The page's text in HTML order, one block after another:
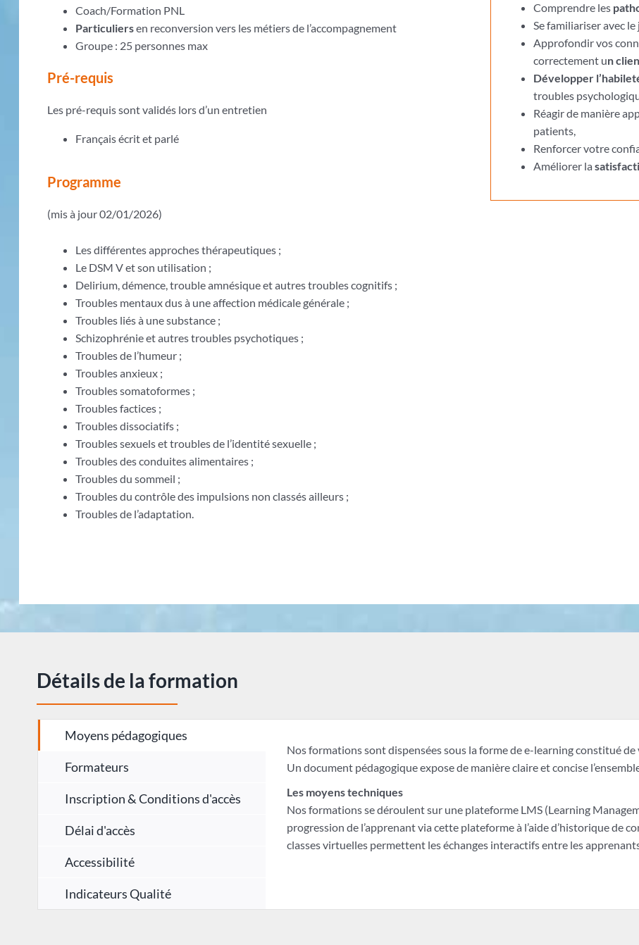
Coach/Formation PNL
Particuliersen reconversion vers les métiers de l’accompagnement
Groupe : 25 personnes max
Pré-requis
Les pré-requis sont validés lors d’un entretien
Français écrit et parlé
Programme
(mis à jour 02/01/2026)
Les différentes approches thérapeutiques ;
Le DSM V et son utilisation ;
Delirium, démence, trouble amnésique et autres troubles cognitifs ;
Troubles mentaux dus à une affection médicale générale ;
Troubles liés à une substance ;
Schizophrénie et autres troubles psychotiques ;
Troubles de l’humeur ;
Troubles anxieux ;
Troubles somatoformes ;
Troubles factices ;
Troubles dissociatifs ;
Troubles sexuels et troubles de l’identité sexuelle ;
Troubles des conduites alimentaires ;
Troubles du sommeil ;
Troubles du contrôle des impulsions non classés ailleurs ;
Troubles de l’adaptation.
Comprendre les
Se familiariser avec
Approfondir vos
correctement un
Développer
troubles
Réagir de manière
patients,
Renforcer votre
Améliorer la
Détails de la formation
Moyens pédagogiques
Formateurs
Inscription & Conditions d'accès
Délai d'accès
Accessibilité
Indicateurs Qualité
Nos formations sont dispensées sous la forme de e-learning constitué de
Un document pédagogique expose de manière claire et concise
Les moyens techniques
Nos formations se déroulent sur une plateforme LMS (Learning
progression de l’apprenant via cette plateforme à l’aide d’historique de
classes virtuelles permettent les échanges interactifs entre les